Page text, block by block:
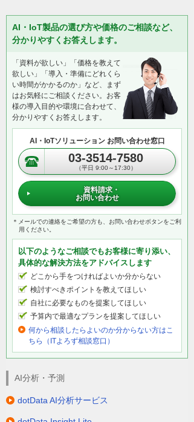
ていてもタスクに応じて最適なAIモデルが自
動選択されますので安心してください。
長年利用されているコードの解読。要件定
義書や仕様書の生成。コードの生成レビュ
ー。そしてシステムの最適化まで開発者の
パートナーとして補完してくれます！
一般的なAIエージェントの場合はAIに雰囲気
で指示しコードを生成するため業務要件や
ルールが曖昧なまま実装が進んでしまいが
ちです。Bobの場合は開発基盤に保管された
ソースコード、仕様書データなどの中身を
理解し設計段階から「何がどうなっている
のか」「実装のためにどうしていくべき
か」を明確にします。
日本語などの自然言語で「こういう機能を
作りたい」といった相談をし提案に回答・
確認していくだけでソフトウェアの実装に
必要な要件が整理されていきます。こうし
て完成した仕様書を基準にアプリケーショ
ン全体を構造化、コードの生成・実装を実
行してくれます。
またBobはセキュリティを開発の初期段階に
れており本番環境に実装する前にコードの
AI・IoT製品の選び方や価格のご相談など、
分かりやすくお答えします。
「資料が欲しい」「価格を教えて
欲しい」「導入・準備にどれくら
い時間がかかるのか」など、まず
はお気軽にご相談ください。お客
様の導入目的や環境に合わせて、
分かりやすくお答えします。
AI・IoTソリューション お問い合わせ窓口
03-3514-7580
（平日 9:00～17:30）
資料請求・
お問い合わせ
＊メールでの連絡をご希望の方も、お問い合わせボタンをご利
用ください。
以下のようなご相談でもお客様に寄り添い、
具体的な解決方法をアドバイスします
どこから手をつければよいか分からない
検討すべきポイントを教えてほしい
自社に必要なものを提案してほしい
予算内で最適なプランを提案してほしい
何から相談したらよいのか分からない方はこ
ちら（ITよろず相談窓口）
AI分析・予測
dotData AI分析サービス